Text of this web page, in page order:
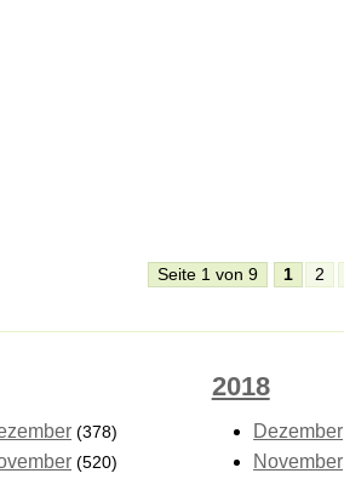
Seite 1 von 9 1 2
(378)
(520)
2018
Dezember
November